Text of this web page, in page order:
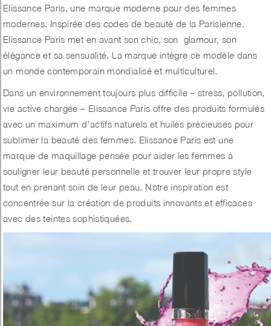
Elissance Paris, une marque moderne pour des femmes
modernes. Inspirée des codes de beauté de la Parisienne,
Elissance Paris met en avant son chic, son glamour, son
élégance et sa sensualité. La marque intègre ce modèle dans
un monde contemporain mondialisé et multiculturel.
Dans un environnement toujours plus difficile – stress, pollution,
vie active chargée – Elissance Paris offre des produits formulés
avec un maximum d’actifs naturels et huiles précieuses pour
sublimer la beauté des femmes. Elissance Paris est une
marque de maquillage pensée pour aider les femmes à
souligner leur beauté personnelle et trouver leur propre style
tout en prenant soin de leur peau. Notre inspiration est
concentrée sur la création de produits innovants et efficaces
avec des teintes sophistiquées.